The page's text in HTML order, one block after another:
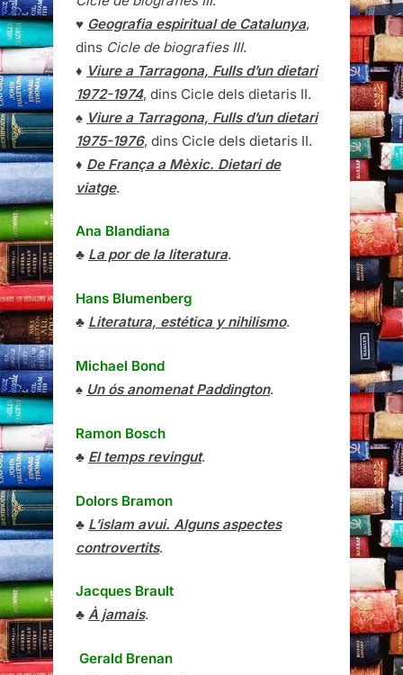
♥ Geografia espiritual de Catalunya,
dins Cicle de biografies III.
♦ Viure a Tarragona, Fulls d’un dietari
1972-1974, dins Cicle dels dietaris II.
♠ Viure a Tarragona, Fulls d’un dietari
1975-1976, dins Cicle dels dietaris II.
♦ De França a Mèxic. Dietari de
viatge.
Ana Blandiana
♣ La por de la literatura.
Hans Blumenberg
♣ Literatura, estética y nihilismo.
Michael Bond
♠ Un ós anomenat Paddington.
Ramon Bosch
♣ El temps revingut.
Dolors Bramon
♣ L’islam avui. Alguns aspectes
controvertits.
Jacques Brault
♣ À jamais.
Gerald Brenan